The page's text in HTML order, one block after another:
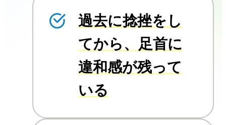
過去に捻挫をし
てから、足首に
違和感が残って
いる